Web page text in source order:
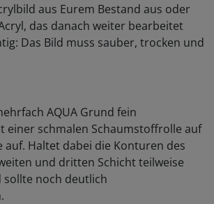
aus Eurem Bestand aus oder
das danach weiter bearbeitet
Das Bild muss sauber, trocken und
AQUA Grund fein
einer schmalen Schaumstoffrolle auf
auf. Haltet dabei die Konturen des
und dritten Schicht teilweise
sollte noch deutlich